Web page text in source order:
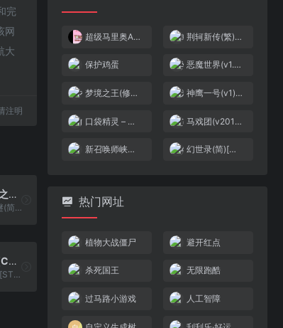
完
网
大
注明
超级铁板阵 – 加索布之谜(简)[MS](JP)[STG](1.25Mb)
超级铁板阵 - 加索布之谜(简)[MS](JP)[STG](1.25Mb)
未来小子(简)[洁晖](CN)[STG](0.5Mb)
未来小子(简)[洁晖](CN)[STG](0.5Mb)
超级马里奥Advance 3 – 耀西岛[Flyeyes](简)(US)(40Mb) 荆轲新传(繁)[晶科泰](CN)[RPG](2Mb)
保护鸡蛋 恶魔世界(v1.0)(简)[高伟](JP)[PUZ](0.18Mb)
梦境之王(修正版)(简)[外星科技+Vanyogin](JP)[RPG](7Mb) 神鹰一号(v1)(简)[虫虫](JP)[STG](1Mb)
口袋精灵 – 金(简)[火星电子+147201688](CN)[RPG](8Mb) 马戏团(v20100512)(繁)[Nokoh](JP)[ACT](0.37Mb)
新召唤师峡谷大冒险 幻世录(简)[南晶科技](CN)[RPG](16Mb)
热门网址
植物大战僵尸 避开红点
杀死国王 无限跑酷
过马路小游戏 人工智障